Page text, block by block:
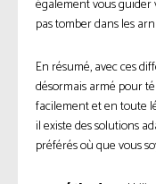
également vous
pas tomber dans les
En résumé, avec ces
désormais armé pour
facilement et en toute
il existe des solutions
préférés où que vous